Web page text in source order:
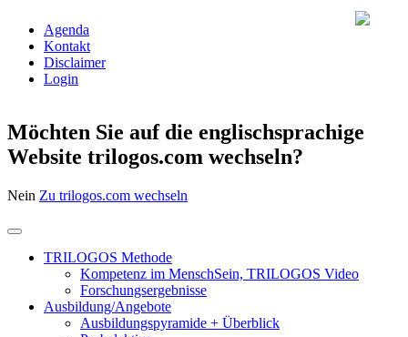
Agenda
Kontakt
Disclaimer
Login
Möchten Sie auf die englischsprachige
Website trilogos.com wechseln?
Nein Zu trilogos.com wechseln
TRILOGOS Methode
Kompetenz im MenschSein, TRILOGOS Video
Forschungsergebnisse
Ausbildung/Angebote
Ausbildungspyramide + Überblick